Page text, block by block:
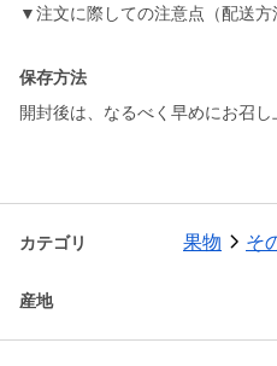
▼注文に際しての注意点（配送方
保存方法
開封後は、なるべく早めにお召し
カテゴリ 果物 そ
産地